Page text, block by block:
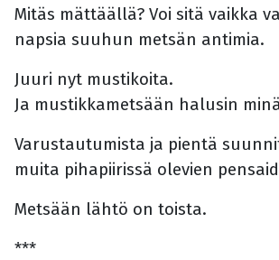
Mitäs mättäällä? Voi sitä vaikka
napsia suuhun metsän antimia.
Juuri nyt mustikoita.
Ja mustikkametsään halusin
Varustautumista ja pientä
muita pihapiirissä olevien
Metsään lähtö on toista.
***